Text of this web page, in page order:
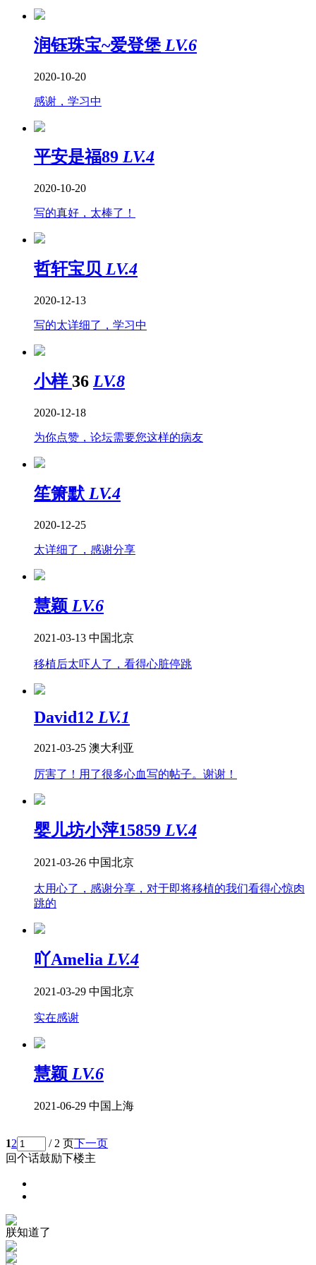
润钰珠宝~爱登堡 LV.6
2020-10-20
感谢，学习中
平安是福89 LV.4
2020-10-20
写的真好，太棒了！
哲轩宝贝 LV.4
2020-12-13
写的太详细了，学习中
小样 36 LV.8
2020-12-18
为你点赞，论坛需要您这样的病友
笙箫默 LV.4
2020-12-25
太详细了，感谢分享
慧颖 LV.6
2021-03-13 中国北京
移植后太吓人了，看得心脏停跳
David12 LV.1
2021-03-25 澳大利亚
厉害了！用了很多心血写的帖子。谢谢！
婴儿坊小萍15859 LV.4
2021-03-26 中国北京
太用心了，感谢分享，对于即将移植的我们看得心惊肉
跳的
吖Amelia LV.4
2021-03-29 中国北京
实在感谢
慧颖 LV.6
2021-06-29 中国上海
12 / 2 页下一页
回个话鼓励下楼主
朕知道了